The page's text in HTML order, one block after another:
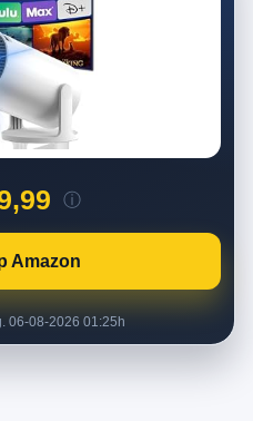
ⓘ
Amazon
06-08-2026 01:25h